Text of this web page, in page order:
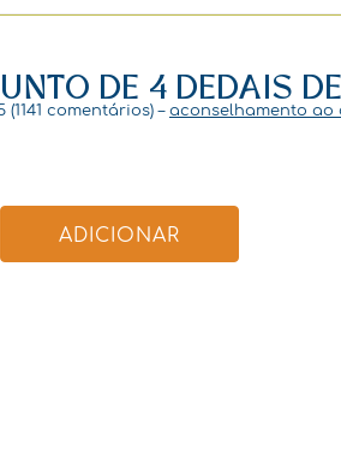
DE 4 DEDAIS
5 (1141 comentários) – aconselhamento ao
ADICIONAR